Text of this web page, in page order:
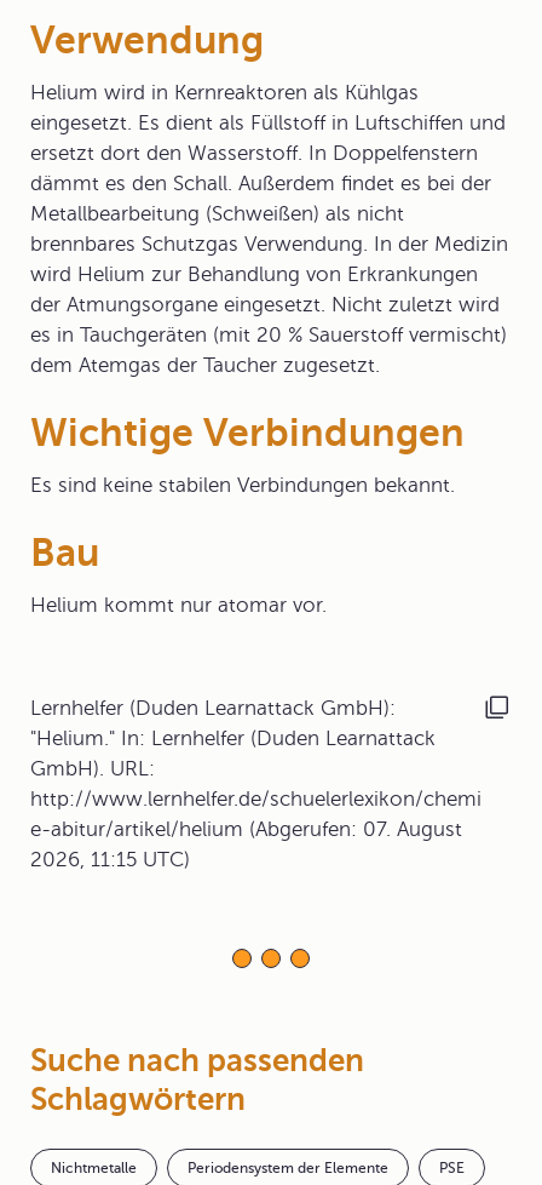
Verwendung
Helium wird in Kernreaktoren als Kühlgas
eingesetzt. Es dient als Füllstoff in Luftschiffen und
ersetzt dort den Wasserstoff. In Doppelfenstern
dämmt es den Schall. Außerdem findet es bei der
Metallbearbeitung (Schweißen) als nicht
brennbares Schutzgas Verwendung. In der Medizin
wird Helium zur Behandlung von Erkrankungen
der Atmungsorgane eingesetzt. Nicht zuletzt wird
es in Tauchgeräten (mit 20 % Sauerstoff vermischt)
dem Atemgas der Taucher zugesetzt.
Wichtige Verbindungen
Es sind keine stabilen Verbindungen bekannt.
Bau
Helium kommt nur atomar vor.
Lernhelfer (Duden Learnattack GmbH):
"Helium." In: Lernhelfer (Duden Learnattack
GmbH). URL:
http://www.lernhelfer.de/schuelerlexikon/chemi
e-abitur/artikel/helium (Abgerufen: 07. August
2026, 11:15 UTC)
Suche nach passenden
Schlagwörtern
Nichtmetalle Periodensystem der Elemente PSE